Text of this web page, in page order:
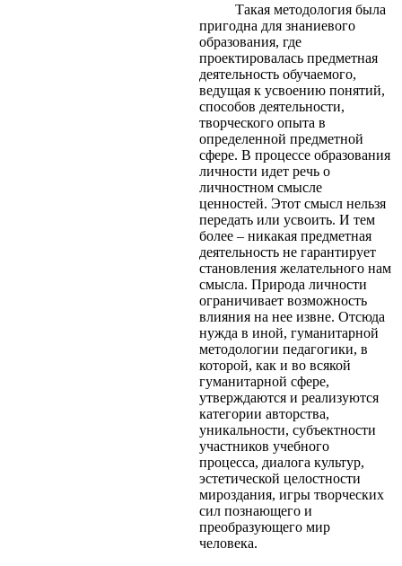
Такая методология была
пригодна для знаниевого
образования, где
проектировалась предметная
деятельность обучаемого,
ведущая к усвоению понятий,
способов деятельности,
творческого опыта в
определенной предметной
сфере. В процессе образования
личности идет речь о
личностном смысле
ценностей. Этот смысл нельзя
передать или усвоить. И тем
более – никакая предметная
деятельность не гарантирует
становления желательного нам
смысла. Природа личности
ограничивает возможность
влияния на нее извне. Отсюда
нужда в иной, гуманитарной
методологии педагогики, в
которой, как и во всякой
гуманитарной сфере,
утверждаются и реализуются
категории авторства,
уникальности, субъектности
участников учебного
процесса, диалога культур,
эстетической целостности
мироздания, игры творческих
сил познающего и
преобразующего мир
человека.